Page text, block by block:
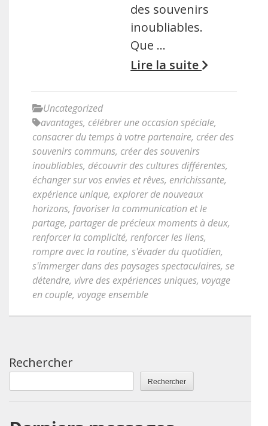
des souvenirs
inoubliables.
Que …
Lire la suite
Uncategorized
avantages, célébrer une occasion spéciale,
consacrer du temps à votre partenaire, créer des
souvenirs communs, créer des souvenirs
inoubliables, découvrir des cultures différentes,
échanger sur vos envies et rêves, enrichissante,
expérience unique, explorer de nouveaux
horizons, favoriser la communication et le
partage, partager de précieux moments à deux,
renforcer la complicité, renforcer les liens,
rompre avec la routine, s'évader du quotidien,
s'immerger dans des paysages spectaculaires, se
détendre, vivre des expériences uniques, voyage
en couple, voyage ensemble
Rechercher
Rechercher